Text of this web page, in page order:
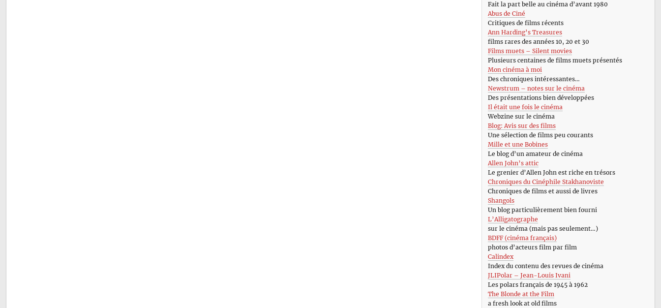
Fait la part belle au cinéma d’avant 1980
Abus de Ciné
Critiques de films récents
Ann Harding’s Treasures
films rares des années 10, 20 et 30
Films muets – Silent movies
Plusieurs centaines de films muets présentés
Mon cinéma à moi
Des chroniques intéressantes…
Newstrum – notes sur le cinéma
Des présentations bien développées
Il était une fois le cinéma
Webzine sur le cinéma
Blog: Avis sur des films
Une sélection de films peu courants
Mille et une Bobines
Le blog d’un amateur de cinéma
Allen John’s attic
Le grenier d’Allen John est riche en trésors
Chroniques du Cinéphile Stakhanoviste
Chroniques de films et aussi de livres
Shangols
Un blog particulièrement bien fourni
L’Alligatographe
sur le cinéma (mais pas seulement…)
BDFF (cinéma français)
photos d’acteurs film par film
Calindex
Index du contenu des revues de cinéma
JLIPolar – Jean-Louis Ivani
Les polars français de 1945 à 1962
The Blonde at the Film
a fresh look at old films